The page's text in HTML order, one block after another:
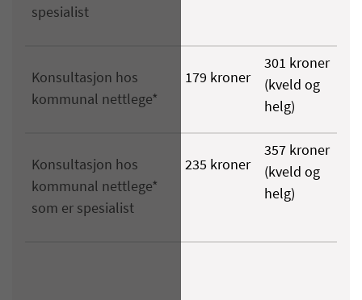
spesialist
Konsultasjon hos
kommunal nettlege*
179 kroner
301 kroner
(kveld og
helg)
Konsultasjon hos
kommunal nettlege*
som er spesialist
235 kroner
357 kroner
(kveld og
helg)